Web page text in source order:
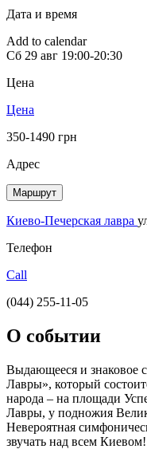
Дата и время
Add to calendar
Сб 29 авг 19:00-20:30
Цена
Цена
350-1490 грн
Адрес
Маршрут
Киево-Печерская лавра
Телефон
Call
(044) 255-11-05
О событии
Выдающееся и знаковое
Лавры», который
народа – на площади
Лавры, у подножия
Невероятная
звучать над всем Киевом!